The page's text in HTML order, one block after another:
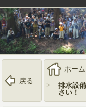
戻る
ホーム
排水設
さい！